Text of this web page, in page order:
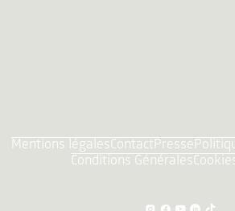
Mentions légalesContactPresse
Conditions Générales